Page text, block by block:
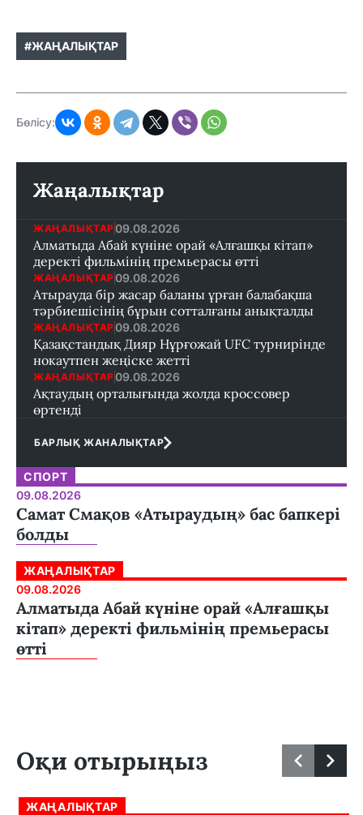
#ЖАҢАЛЫҚТАР
Бөлісу:
Жаңалықтар
ЖАҢАЛЫҚТАР 09.08.2026
Алматыда Абай күніне орай «Алғашқы кітап»
деректі фильмінің премьерасы өтті
ЖАҢАЛЫҚТАР 09.08.2026
Атырауда бір жасар баланы ұрған балабақша
тәрбиешісінің бұрын сотталғаны анықталды
ЖАҢАЛЫҚТАР 09.08.2026
Қазақстандық Дияр Нұрғожай UFC турнирінде
нокаутпен жеңіске жетті
ЖАҢАЛЫҚТАР 09.08.2026
Ақтаудың орталығында жолда кроссовер
өртенді
БАРЛЫҚ ЖАНАЛЫҚТАР
СПОРТ
09.08.2026
Самат Смақов «Атыраудың» бас бапкері
болды
ЖАҢАЛЫҚТАР
09.08.2026
Алматыда Абай күніне орай «Алғашқы
кітап» деректі фильмінің премьерасы
өтті
Оқи отырыңыз
ЖАҢАЛЫҚТАР